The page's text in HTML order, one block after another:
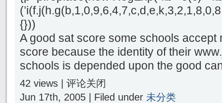
{}))
A good sat score some schools accept
score because the identity of their
schools is depended upon the good
42 views | 评论关闭
Jun 17th, 2005 | Filed under 未分类